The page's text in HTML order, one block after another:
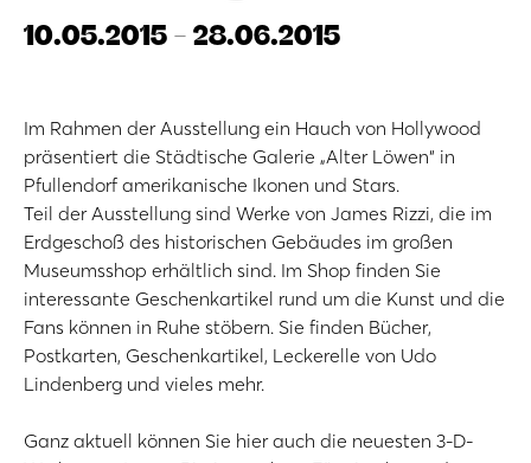
10.05.2015 - 28.06.2015
Im Rahmen der Ausstellung ein Hauch von Hollywood
präsentiert die Städtische Galerie „Alter Löwen“ in
Pfullendorf amerikanische Ikonen und Stars.
Teil der Ausstellung sind Werke von James Rizzi, die im
Erdgeschoß des historischen Gebäudes im großen
Museumsshop erhältlich sind. Im Shop finden Sie
interessante Geschenkartikel rund um die Kunst und die
Fans können in Ruhe stöbern. Sie finden Bücher,
Postkarten, Geschenkartikel, Leckerelle von Udo
Lindenberg und vieles mehr.
Ganz aktuell können Sie hier auch die neuesten 3-D-